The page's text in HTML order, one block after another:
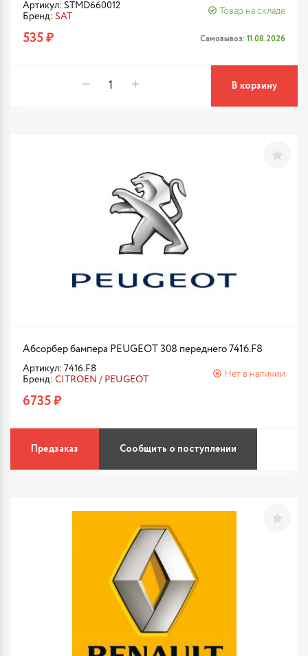
Артикул: STMD660012
Бренд: SAT
Товар на складе
535 ₽ Самовывоз: 11.08.2026
В корзину
Абсорбер бампера PEUGEOT 308 переднего 7416.F8
Артикул: 7416.F8
Бренд: CITROEN / PEUGEOT
Нет в наличии
6735 ₽
Предзаказ Сообщить о поступлении